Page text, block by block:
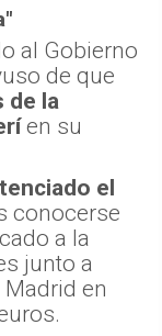
al Gobierno
de que
de la
en su
el
conocerse
a la
junto a
en